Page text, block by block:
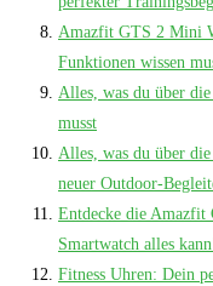
Amazfit GTS 2 Mini
Funktionen wissen
Alles, was du über
musst
Alles, was du über
neuer Outdoor-
Entdecke die Amazfit
Smartwatch alles
Fitness Uhren: Dein